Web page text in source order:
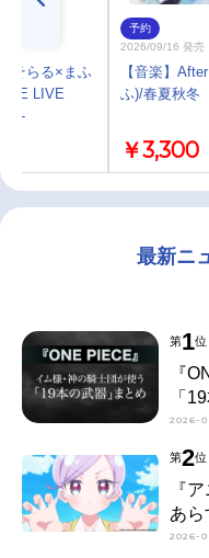
そらる×まふ
LIVE
-
予約
2026/09/16 発売
【音楽】
ふ)/春夏秋冬
￥3,300
最新ニ
第1位
『
「
2026-
第2位
『
あら
2026-